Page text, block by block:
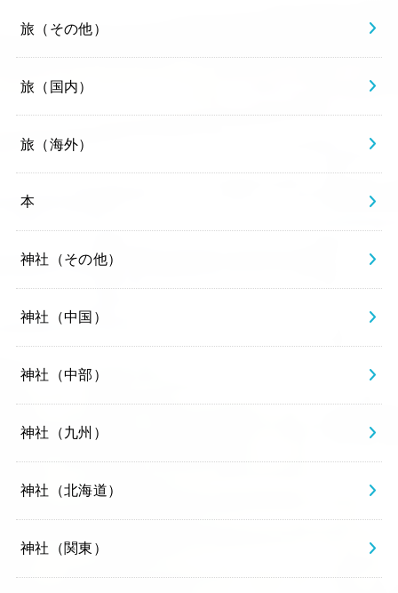
旅（その他）
旅（国内）
旅（海外）
本
神社（その他）
神社（中国）
神社（中部）
神社（九州）
神社（北海道）
神社（関東）